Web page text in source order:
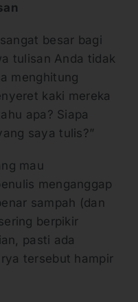
besar bagi
tulisan Anda tidak
menghitung
kaki mereka
apa? Siapa
saya tulis?”
mau
menganggap
sampah (dan
berpikir
pasti ada
tersebut hampir